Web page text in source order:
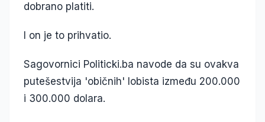
dobrano platiti.
I on je to prihvatio.
Sagovornici Politicki.ba navode da su ovakva
putešestvija 'običnih' lobista između 200.000
i 300.000 dolara.